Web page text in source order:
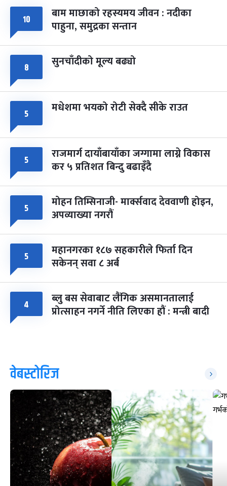
८ फागुपूर्णिमा
चैत्र ८, २०८३- Mar 22, 2027
७ महिना बाँकी
१० बाम माछाको रहस्यमय जीवन : नदीका
पाहुना, समुद्रका सन्तान
८ सुनचाँदीको मूल्य बढ्यो
५ मधेशमा भयको रोटी सेक्दै सीके राउत
५ राजमार्ग दायाँबायाँका जग्गामा लाग्ने विकास
कर ५ प्रतिशत बिन्दु बढाइँदै
५ मोहन तिम्सिनाजी- मार्क्सवाद देववाणी होइन,
अपव्याख्या नगरौं
५ महानगरका १८७ सहकारीले फिर्ता दिन
सकेनन् सवा ८ अर्ब
४ ब्लु बस सेवाबाट लैंगिक असमानतालाई
प्रोत्साहन नगर्ने नीति लिएका हौं : मन्त्री बादी
वेबस्टोरिज